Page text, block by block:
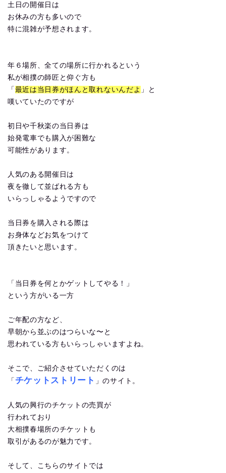
土日の開催日は
お休みの方も多いので
特に混雑が予想されます。
年６場所、全ての場所に行かれるという
私が相撲の師匠と仰ぐ方も
「 最近は当日券がほんと取れないんだよ 」と
嘆いていたのですが
初日や千秋楽の当日券は
始発電車でも購入が困難な
可能性があります。
人気のある開催日は
夜を徹して並ばれる方も
いらっしゃるようですので
当日券を購入される際は
お身体などお気をつけて
頂きたいと思います。
「当日券を何とかゲットしてやる！」
という方がいる一方
ご年配の方など、
早朝から並ぶのはつらいな〜と
思われている方もいらっしゃいますよね。
そこで、ご紹介させていただくのは
「 チケットストリート 」のサイト。
人気の興行のチケットの売買が
行われており
大相撲春場所のチケットも
取引があるのが魅力です。
そして、こちらのサイトでは